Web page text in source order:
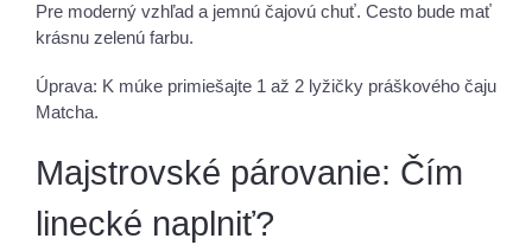
Pre moderný vzhľad a jemnú čajovú chuť. Cesto bude mať
krásnu zelenú farbu.
Úprava: K múke primiešajte 1 až 2 lyžičky práškového čaju
Matcha.
Majstrovské párovanie: Čím
linecké naplniť?